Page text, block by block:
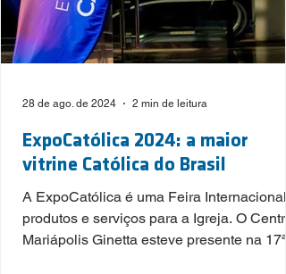
ExpoCatólica 2024: a maior
vitrine Católica do Brasil
A ExpoCatólica é uma Feira Internacional
produtos e serviços para a Igreja. O Centro
Mariápolis Ginetta esteve presente na 17ª
28 de ago. de 2024 2 min de leitura